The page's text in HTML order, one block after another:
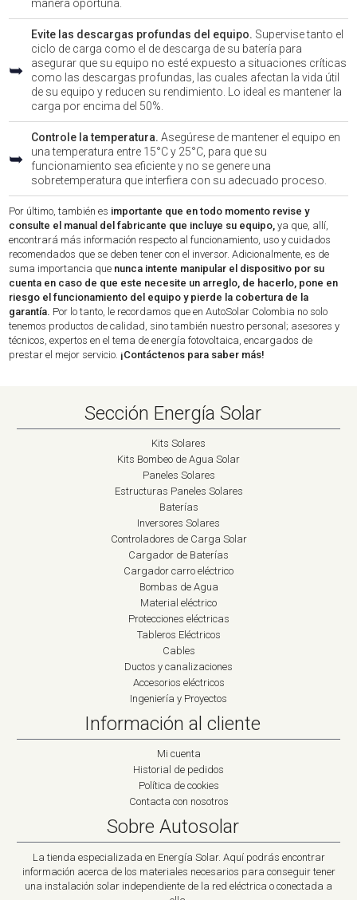
manera oportuna.
➥
Evite las descargas profundas del equipo. Supervise tanto el
ciclo de carga como el de descarga de su batería para
asegurar que su equipo no esté expuesto a situaciones críticas
como las descargas profundas, las cuales afectan la vida útil
de su equipo y reducen su rendimiento. Lo ideal es mantener la
carga por encima del 50%.
➥
Controle la temperatura. Asegúrese de mantener el equipo en
una temperatura entre 15°C y 25°C, para que su
funcionamiento sea eficiente y no se genere una
sobretemperatura que interfiera con su adecuado proceso.
Por último, también es importante que en todo momento revise y
consulte el manual del fabricante que incluye su equipo,ya que, allí,
encontrará más información respecto al funcionamiento, uso y cuidados
recomendados que se deben tener con el inversor. Adicionalmente, es de
suma importancia que nunca intente manipular el dispositivo por su
cuenta en caso de que este necesite un arreglo, de hacerlo, pone en
riesgo el funcionamiento del equipo y pierde la cobertura de la
garantía. Por lo tanto, le recordamos que en AutoSolar Colombia no solo
tenemos productos de calidad, sino también nuestro personal; asesores y
técnicos, expertos en el tema de energía fotovoltaica, encargados de
prestar el mejor servicio. ¡Contáctenos para saber más!
Sección Energía Solar
Kits Solares
Kits Bombeo de Agua Solar
Paneles Solares
Estructuras Paneles Solares
Baterías
Inversores Solares
Controladores de Carga Solar
Cargador de Baterías
Cargador carro eléctrico
Bombas de Agua
Material eléctrico
Protecciones eléctricas
Tableros Eléctricos
Cables
Ductos y canalizaciones
Accesorios eléctricos
Ingeniería y Proyectos
Información al cliente
Mi cuenta
Historial de pedidos
Política de cookies
Contacta con nosotros
Sobre Autosolar
La tienda especializada en Energía Solar. Aquí podrás encontrar
información acerca de los materiales necesarios para conseguir tener
una instalación solar independiente de la red eléctrica o conectada a